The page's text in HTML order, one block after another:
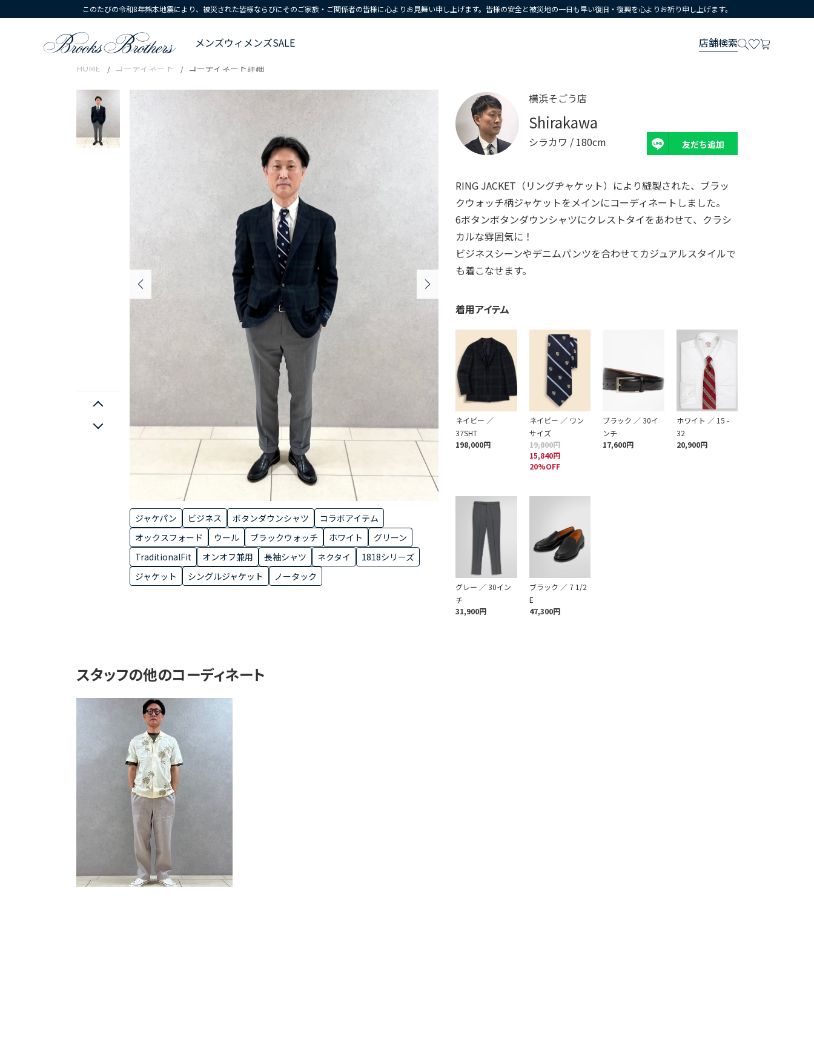
このたびの令和8年熊本地震により、被災された皆様ならびにそのご家族・ご関係者の皆様に心よりお見舞い申し上げます。皆様の安全と被災地の一日も早い復旧・復興を心よりお祈り申し上げます。
メンズウィメンズSALE 店舗検索
HOME コーディネート コーディネート詳細
ジャケパン ビジネス ボタンダウンシャツ
コラボアイテム
オックスフォード
ウール ブラックウォッチ ホワイト
グリーン
TraditionalFit
オンオフ兼用 長袖シャツ ネクタイ
1818シリーズ
ジャケット
シングルジャケット ノータック
横浜そごう店
Shirakawa
シラカワ / 180cm 友だち追加
RING JACKET（リングヂャケット）により縫製された、ブラッ
クウォッチ柄ジャケットをメインにコーディネートしました。
6ボタンボタンダウンシャツにクレストタイをあわせて、クラシ
カルな雰囲気に！
ビジネスシーンやデニムパンツを合わせてカジュアルスタイルで
も着こなせます。
着用アイテム
ネイビー ／
37SHT
198,000円
ネイビー ／ ワン
サイズ
19,800円
15,840円
20%OFF
ブラック ／ 30イ
ンチ
17,600円
ホワイト ／ 15 -
32
20,900円
グレー ／ 30イン
チ
31,900円
ブラック ／ 7 1/2
E
47,300円
スタッフの他のコーディネート